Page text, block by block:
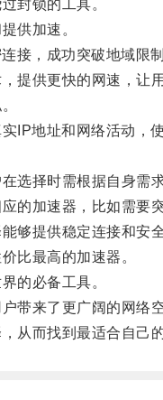
封锁的工具。
供加速。
，成功突破地域限
供更快的网速，让用
地址和网络活动，使
择时需根据自身需求
加速器，比如需要
提供稳定连接和安全
比最高的加速器。
的必备工具。
来了更广阔的网络空
而找到最适合自己的